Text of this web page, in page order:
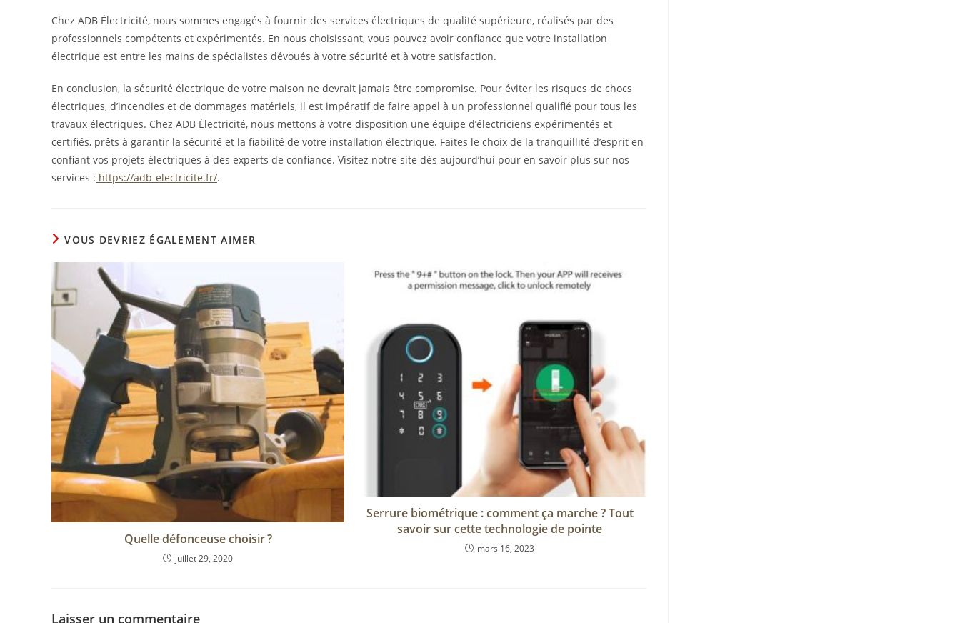
Chez ADB Électricité, nous sommes engagés à fournir des services électriques de qualité supérieure, réalisés par des
professionnels compétents et expérimentés. En nous choisissant, vous pouvez avoir confiance que votre installation
électrique est entre les mains de spécialistes dévoués à votre sécurité et à votre satisfaction.
En conclusion, la sécurité électrique de votre maison ne devrait jamais être compromise. Pour éviter les risques de chocs
électriques, d’incendies et de dommages matériels, il est impératif de faire appel à un professionnel qualifié pour tous les
travaux électriques. Chez ADB Électricité, nous mettons à votre disposition une équipe d’électriciens expérimentés et
certifiés, prêts à garantir la sécurité et la fiabilité de votre installation électrique. Faites le choix de la tranquillité d’esprit en
confiant vos projets électriques à des experts de confiance. Visitez notre site dès aujourd’hui pour en savoir plus sur nos
services : https://adb-electricite.fr/.
VOUS DEVRIEZ ÉGALEMENT AIMER
Quelle défonceuse choisir ?
juillet 29, 2020
Serrure biométrique : comment ça marche ? Tout
savoir sur cette technologie de pointe
mars 16, 2023
Laisser un commentaire